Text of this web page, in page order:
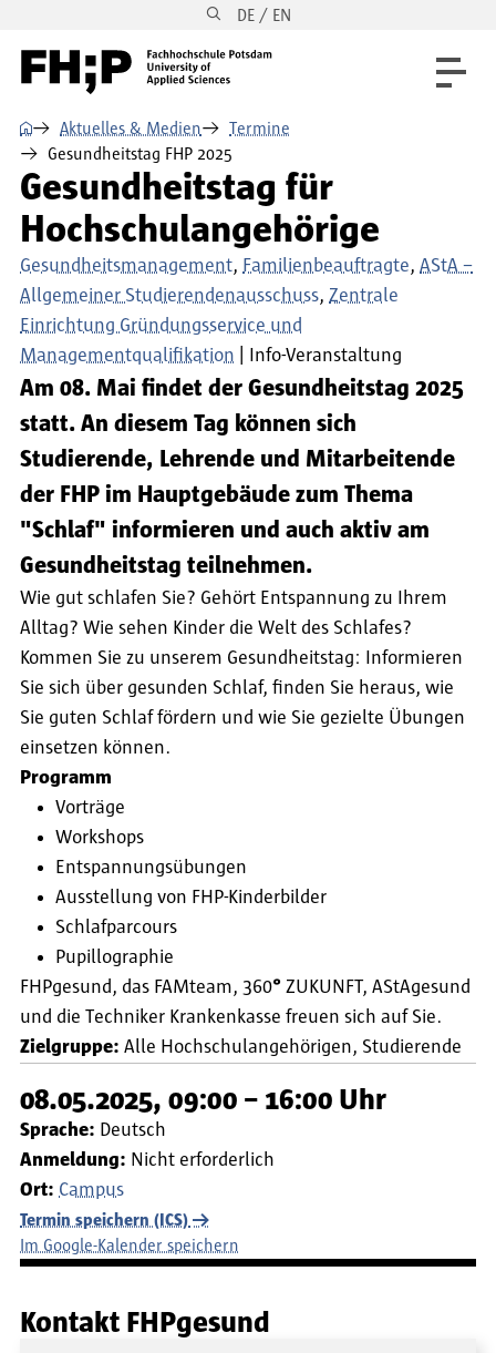
Direkt zur Hauptnavigation DE / EN
⌂ Aktuelles & Medien
Termine
Gesundheitstag FHP 2025
Gesundheitstag für
Hochschulangehörige
Gesundheitsmanagement Familienbeauftragte AStA –
Allgemeiner Studierendenausschuss Zentrale
Einrichtung Gründungsservice und
Managementqualifikation
Info-Veranstaltung
Am 08. Mai findet der Gesundheitstag 2025
statt. An diesem Tag können sich
Studierende, Lehrende und Mitarbeitende
der FHP im Hauptgebäude zum Thema
"Schlaf" informieren und auch aktiv am
Gesundheitstag teilnehmen.
Wie gut schlafen Sie? Gehört Entspannung zu Ihrem
Alltag? Wie sehen Kinder die Welt des Schlafes?
Kommen Sie zu unserem Gesundheitstag: Informieren
Sie sich über gesunden Schlaf, finden Sie heraus, wie
Sie guten Schlaf fördern und wie Sie gezielte Übungen
einsetzen können.
Programm
Vorträge
Workshops
Entspannungsübungen
Ausstellung von FHP-Kinderbilder
Schlafparcours
Pupillographie
FHPgesund, das FAMteam, 360° ZUKUNFT, AStAgesund
und die Techniker Krankenkasse freuen sich auf Sie.
Zielgruppe: Alle Hochschulangehörigen Studierende
08.05.2025, 09:00 – 16:00 Uhr
Sprache: Deutsch
Anmeldung: Nicht erforderlich
Ort: Campus
Termin speichern (ICS)
Im Google-Kalender speichern
Kontakt FHPgesund